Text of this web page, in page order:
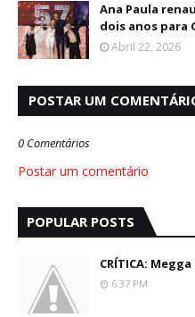
Ana Paula
dois anos para
Abril 22, 2026
POSTAR UM
0 Comentários
Postar um comentário
POPULAR POSTS
CRÍTICA: Megga
6:37 PM